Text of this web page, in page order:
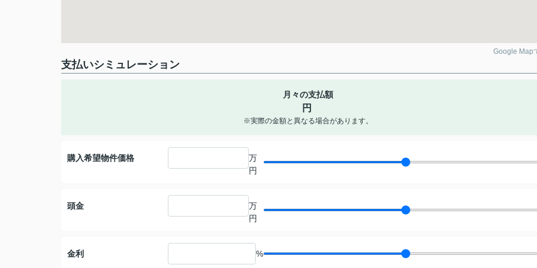
Google Map
支払いシミュレーション
月々の支払額
円
※実際の金額と異なる場合があります。
購入希望物件価格
万
円
頭金
万
円
金利 %